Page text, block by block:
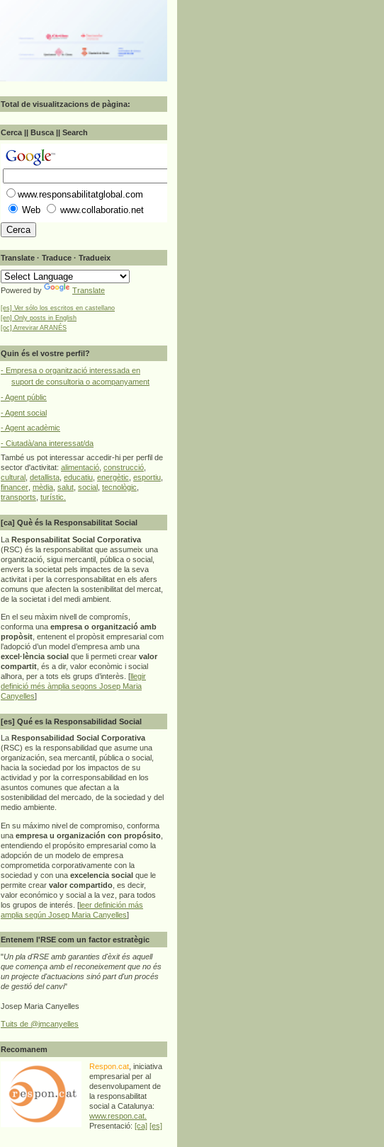
Total de visualitzacions de pàgina:
Cerca || Busca || Search
www.responsabilitatglobal.com
Web
www.collaboratio.net
Translate · Traduce · Tradueix
Powered by Translate
[es] Ver sólo los escritos en castellano
[en] Only posts in English
[oc] Arrevirar ARANÉS
Quin és el vostre perfil?
- Empresa o organització interessada en
suport de consultoria o acompanyament
- Agent públic
- Agent social
- Agent acadèmic
- Ciutadà/ana interessat/da
També us pot interessar accedir-hi per perfil de
sector d'activitat: alimentació construcció
cultural
detallista educatiu energètic esportiu
financer mèdia salut social tecnològic
transports turístic.
[ca] Què és la Responsabilitat Social
La Responsabilitat Social Corporativa
(RSC) és la responsabilitat que assumeix una
organització, sigui mercantil, pública o social,
envers la societat pels impactes de la seva
activitat i per la corresponsabilitat en els afers
comuns que afecten la sostenibilitat del mercat,
de la societat i del medi ambient.
En el seu màxim nivell de compromís,
conforma una empresa o organització amb
propòsit , entenent el propòsit empresarial com
l’adopció d’un model d’empresa amb una
excel·lència social que li permeti crear valor
compartit , és a dir, valor econòmic i social
alhora, per a tots els grups d’interès. [llegir
definició més àmplia segons Josep Maria
Canyelles]
[es] Qué es la Responsabilidad Social
La Responsabilidad Social Corporativa
(RSC) es la responsabilidad que asume una
organización, sea mercantil, pública o social,
hacia la sociedad por los impactos de su
actividad y por la corresponsabilidad en los
asuntos comunes que afectan a la
sostenibilidad del mercado, de la sociedad y del
medio ambiente.
En su máximo nivel de compromiso, conforma
una empresa u organización con propósito
entendiendo el propósito empresarial como la
adopción de un modelo de empresa
comprometida corporativamente con la
sociedad y con una excelencia social que le
permite crear valor compartido , es decir,
valor económico y social a la vez, para todos
los grupos de interés. [leer definición más
amplia según Josep Maria Canyelles]
Entenem l'RSE com un factor estratègic
"Un pla d'RSE amb garanties d'èxit és aquell
que comença amb el reconeixement que no és
un projecte d'actuacions sinó part d'un procés
de gestió del canvi"
Josep Maria Canyelles
Tuits de @jmcanyelles
Recomanem
Respon.cat , iniciativa
empresarial per al
desenvolupament de
la responsabilitat
social a Catalunya:
www.respon.cat.
Presentació:[ca] [es]